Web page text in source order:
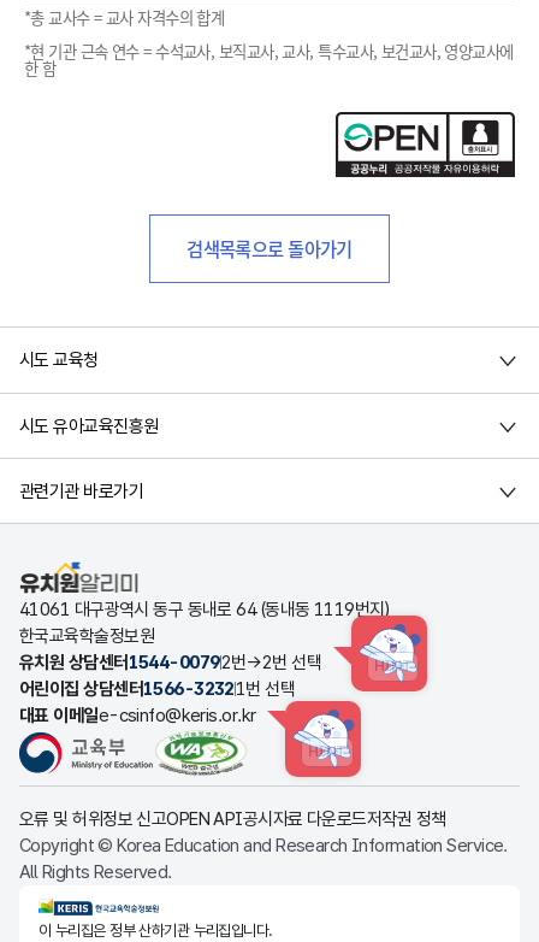
*총 교사수 = 교사 자격수의 합계
*현 기관 근속 연수 = 수석교사, 보직교사, 교사, 특수교사, 보건교사, 영양교사에
한 함
검색목록으로 돌아가기
시도 교육청
시도 유아교육진흥원
관련기관 바로가기
유치원알리미
41061 대구광역시 동구 동내로 64 (동내동 1119번지)
한국교육학술정보원
유치원 상담센터 1544-00792번→2번 선택 HINT
어린이집 상담센터1566-32321번 선택
대표 이메일e-csinfo@keris.or.kr
HINT
오류 및 허위정보 신고OPEN API공시자료 다운로드저작권 정책
Copyright © Korea Education and Research Information Service.
All Rights Reserved.
KERIS한국교육학술정보원
이 누리집은 정부 산하기관 누리집입니다.